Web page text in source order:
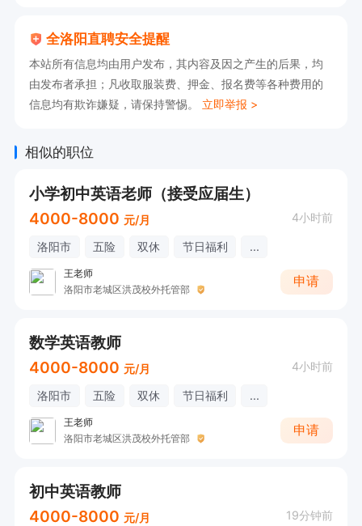
业。全洛阳直聘安全提醒
本站所有信息均由用户发布，其内容及因之产生的后果，均
由发布者承担；凡收取服装费、押金、报名费等各种费用的
信息均有欺诈嫌疑，请保持警惕。 立即举报 >
相似的职位
小学初中英语老师（接受应届生）
4000-8000 元/月 4小时前
洛阳市 五险 双休 节日福利 ...
王老师
洛阳市老城区洪茂校外托管部
申请
数学英语教师
4000-8000 元/月 4小时前
洛阳市 五险 双休 节日福利 ...
王老师
洛阳市老城区洪茂校外托管部
申请
初中英语教师
4000-8000 元/月 19分钟前